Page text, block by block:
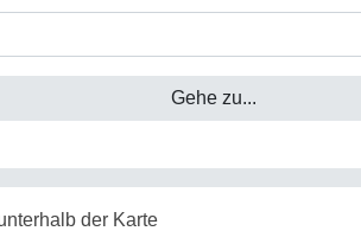
Gehe zu...
der Karte